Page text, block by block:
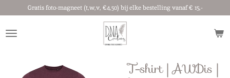
de
Gratis foto-magneet (t,w,v, €4,50) bij elke bestelling vanaf € 15,-
T-shirt | AWDis |